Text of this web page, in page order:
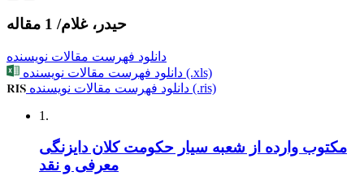
حیدر، غلام/ 1 مقاله
دانلود فهرست مقالات نویسنده
دانلود فهرست مقالات نویسنده (.xls)
دانلود فهرست مقالات نویسنده (.ris)
1.
مکتوب وارده از شعبه سیار حکومت کلان دایزنگی
معرفی و نقد